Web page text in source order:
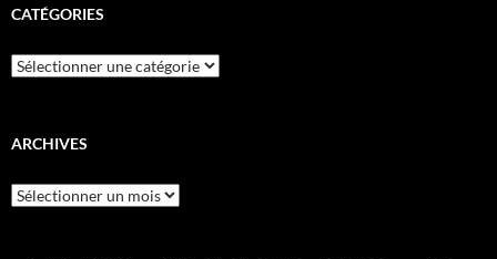
CATÉGORIES
Catégories
ARCHIVES
Archives